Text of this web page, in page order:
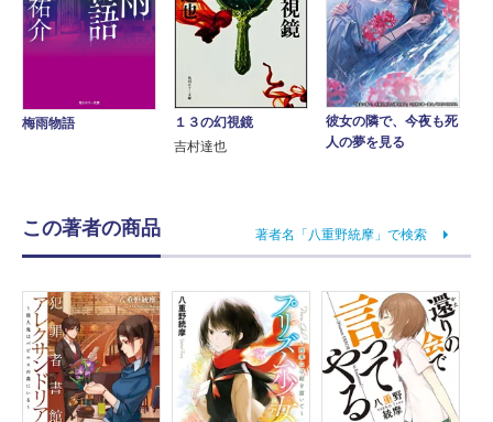
梅雨物語
１３の幻視鏡
吉村達也
彼女の隣で、今夜も死
人の夢を見る
この著者の商品 著者名「八重野統摩」で検索